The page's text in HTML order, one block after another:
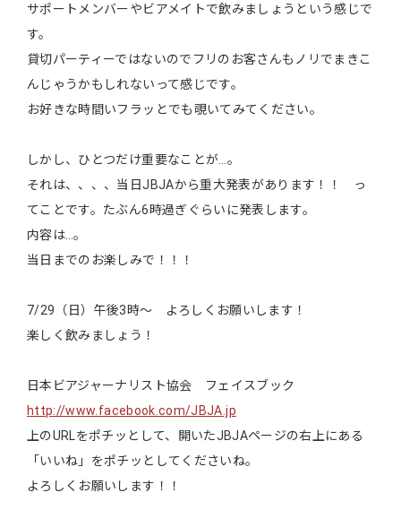
サポートメンバーやビアメイトで飲みましょうという感じで
す。
貸切パーティーではないのでフリのお客さんもノリでまきこ
んじゃうかもしれないって感じです。
お好きな時間いフラッとでも覗いてみてください。
しかし、ひとつだけ重要なことが…。
それは、、、、当日JBJAから重大発表があります！！ っ
てことです。たぶん6時過ぎぐらいに発表します。
内容は…。
当日までのお楽しみで！！！
7/29（日）午後3時～ よろしくお願いします！
楽しく飲みましょう！
日本ビアジャーナリスト協会 フェイスブック
http://www.facebook.com/JBJA.jp
上のURLをポチッとして、開いたJBJAページの右上にある
「いいね」をポチッとしてくださいね。
よろしくお願いします！！